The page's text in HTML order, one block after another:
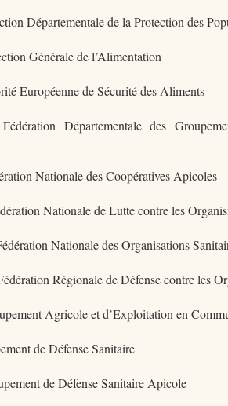
Départementale de la Protection des
Générale de l’Alimentation
Européenne de Sécurité des Aliments
Départementale des
Nationale des Coopératives Apicoles
Nationale de Lutte contre les
Nationale des Organisations
Régionale de Défense contre les
Agricole et d’Exploitation en
de Défense Sanitaire
de Défense Sanitaire Apicole